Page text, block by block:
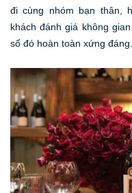
đi cùng nhóm bạn thân,
khách đánh giá không
số đó hoàn toàn xứng đáng.